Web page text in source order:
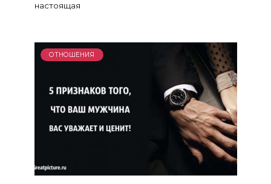
настоящая
ОТНОШЕНИЯ